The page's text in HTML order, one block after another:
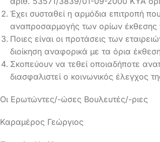
Έχει συσταθεί η αρμόδια επιτροπή
αναπροσαρμογής των ορίων έκθεσης
Ποιες είναι οι προτάσεις των
διοίκηση αναφορικά με τα όρια
Σκοπεύουν να τεθεί οποιαδήποτε
διασφαλιστεί ο κοινωνικός έλεγχος
Οι Ερωτώντες/-ώσες Βουλευτές/-ριες
Καραμέρος Γεώργιος